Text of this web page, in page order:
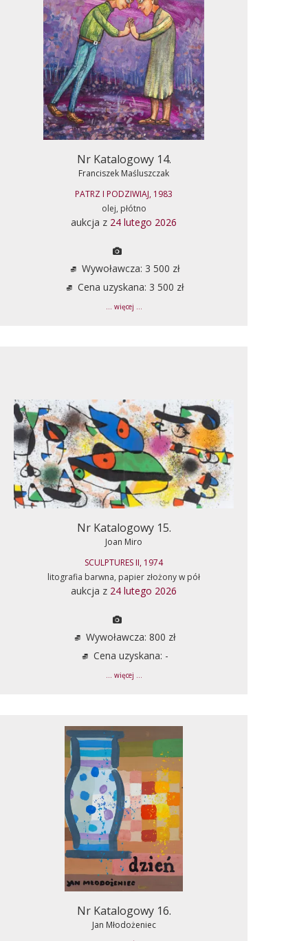
Nr Katalogowy 14.
Franciszek Maśluszczak
PATRZ I PODZIWIAJ, 1983
olej, płótno
aukcja z 24 lutego 2026
Wywoławcza: 3 500 zł
Cena uzyskana: 3 500 zł
... więcej ...
Nr Katalogowy 15.
Joan Miro
SCULPTURES II, 1974
litografia barwna, papier złożony w pół
aukcja z 24 lutego 2026
Wywoławcza: 800 zł
Cena uzyskana: -
... więcej ...
Nr Katalogowy 16.
Jan Młodożeniec